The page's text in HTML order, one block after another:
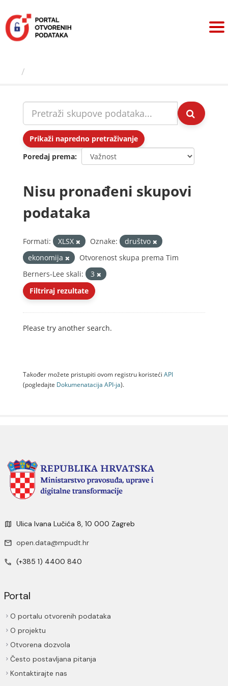
sadržaj
Prikaži napredno pretraživanje
Poredaj prema
Nisu pronađeni skupovi
podataka
Formati: XLSX Oznake:
društvo
ekonomija
Otvorenost skupa prema Tim
Berners-Lee skali:
3
Filtriraj rezultate
Please try another search.
Također možete pristupiti ovom registru koristeći API
(pogledajte Dokumenаtаcijа API-jа).